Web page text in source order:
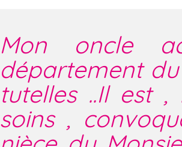
Mon oncle
département
tutelles ..Il est
soins ,